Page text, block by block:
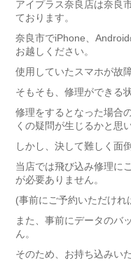
アイプラス奈良店は奈良
ております。
奈良市でiPhone、
お越しください。
使用していたスマホが故
そもそも、修理ができる
修理をするとなった場合
くの疑問が生じるかと思
しかし、決して難しく面
当店では飛び込み修理に
が必要ありません。
(事前にご予約いただけ
また、事前にデータのバ
ん。
そのため、お持ち込みい